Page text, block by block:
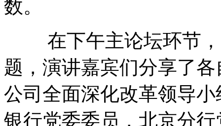
数。
在下午主论坛环节，
题，演讲嘉宾们分享了
公司全面深化改革领导
银行党委委员，北京分